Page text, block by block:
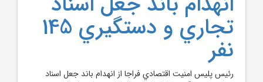
تجاري و دستگيري 145
نفر
رئيس پليس امنيت اقتصادي فراجا از انهدام باند جعل اسناد